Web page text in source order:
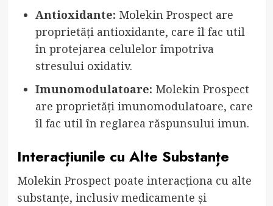
Antioxidante: Molekin Prospect are
proprietăți antioxidante, care îl fac util
în protejarea celulelor împotriva
stresului oxidativ.
Imunomodulatoare: Molekin Prospect
are proprietăți imunomodulatoare, care
îl fac util în reglarea răspunsului imun.
Interacțiunile cu Alte Substanțe
Molekin Prospect poate interacționa cu alte
substanțe, inclusiv medicamente și